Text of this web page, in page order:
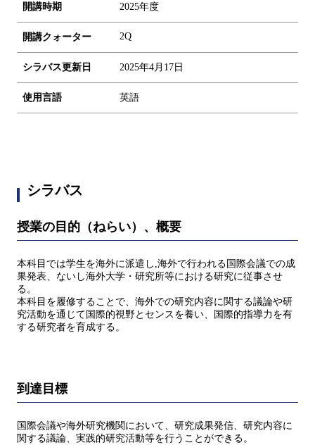
開講時期 2025年度
開講クォーター 2Q
シラバス更新日 2025年4月17日
使用言語 英語
シラバス
授業の目的（ねらい）、概要
本科目では学生を海外に派遣し,海外で行われる国際会議での成
果発表、ないし海外大学・研究所等における研究に従事させ
る。
本科目を履修することで、海外での研究内容に関する議論や研
究活動を通じて国際的視野とセンスを養い、国際的指導力を有
する研究者を育成する。
到達目標
国際会議や海外研究機関において、研究成果発信、研究内容に
関する議論、実践的研究活動等を行うことができる。